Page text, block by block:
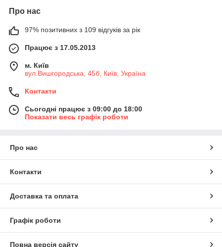
Про нас
97% позитивних з 109 відгуків за рік
Працює з 17.05.2013
м. Київ
вул.Вишгородська, 45б, Київ, Україна
Контакти
Сьогодні працює з 09:00 до 18:00
Показати весь графік роботи
Про нас
Контакти
Доставка та оплата
Графік роботи
Повна версія сайту